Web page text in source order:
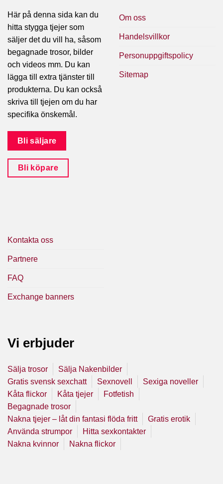
Här på denna sida kan du
hitta stygga tjejer som
säljer det du vill ha, såsom
begagnade trosor, bilder
och videos mm. Du kan
lägga till extra tjänster till
produkterna. Du kan också
skriva till tjejen om du har
specifika önskemål.
Bli säljare
Bli köpare
Om oss
Handelsvillkor
Personuppgiftspolicy
Sitemap
Kontakta oss
Partnere
FAQ
Exchange banners
Vi erbjuder
Sälja trosor
Sälja Nakenbilder
Gratis svensk sexchatt
Sexnovell
Sexiga noveller
Kåta flickor
Kåta tjejer
Fotfetish
Begagnade trosor
Nakna tjejer – låt din fantasi flöda fritt
Gratis erotik
Använda strumpor
Hitta sexkontakter
Nakna kvinnor
Nakna flickor